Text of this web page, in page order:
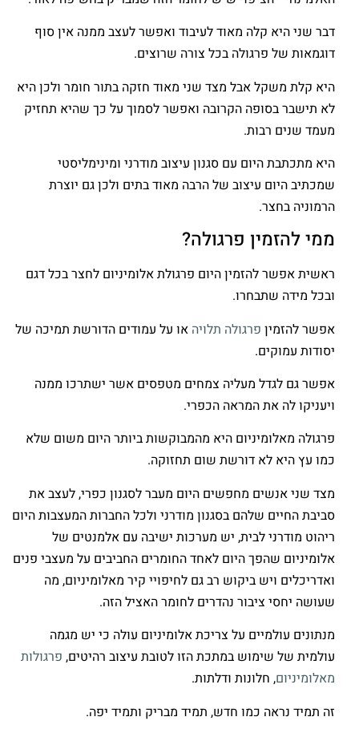
דבר שני היא קלה מאוד לעיבוד ואפשר לעצב ממנה אין סוף
דוגמאות של פרגולה בכל צורה שרוצים.
היא קלת משקל אבל מצד שני מאוד חזקה בתור חומר ולכן היא
לא תישבר בסופה הקרובה ואפשר לסמוך על כך שהיא תחזיק
מעמד שנים רבות.
היא מתכתבת היום עם סגנון עיצוב מודרני ומינימליסטי
שמכתיב היום עיצוב של הרבה מאוד בתים ולכן גם יוצרת
הרמוניה בחצר.
ממי להזמין פרגולה?
ראשית אפשר להזמין היום פרגולת אלומיניום לחצר בכל דגם
ובכל מידה שתבחרו.
אפשר להזמין פרגולה תלויה או על עמודים הדורשת תמיכה של
יסודות עמוקים.
אפשר גם לגדל מעליה צמחים מטפסים אשר ישתרכו ממנה
ויעניקו לה את המראה הכפרי.
פרגולה מאלומיניום היא מהמבוקשות ביותר היום משום שלא
כמו עץ היא לא דורשת שום תחזוקה.
מצד שני אנשים מחפשים היום מעבר לסגנון כפרי, לעצב את
סביבת החיים שלהם בסגנון מודרני ולכל החברות המעצבות היום
ריהוט מודרני לבית, יש מערכות ישיבה עם אלמנטים של
אלומיניום שהפך היום לאחד החומרים החביבים על מעצבי פנים
ואדריכלים ויש ביקוש רב גם לחיפויי קיר מאלומיניום, מה
שעושה יחסי ציבור נהדרים לחומר האציל הזה.
מנתונים עולמיים על צריכת אלומיניום עולה כי יש מגמה
עולמית של שימוש במתכת הזו לטובת עיצוב רהיטים, פרגולות
מאלומיניום, חלונות ודלתות.
זה תמיד נראה כמו חדש, תמיד מבריק ותמיד יפה.